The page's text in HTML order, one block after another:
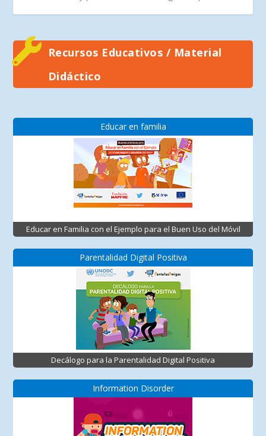
Recursos Educativos / Material
Didáctico
Educar en familia
Educar en Familia con el Ejemplo para el Buen Uso del Móvil
Parentalidad Digital Positiva
Decálogo para la Parentalidad Digital Positiva
Information Disorder